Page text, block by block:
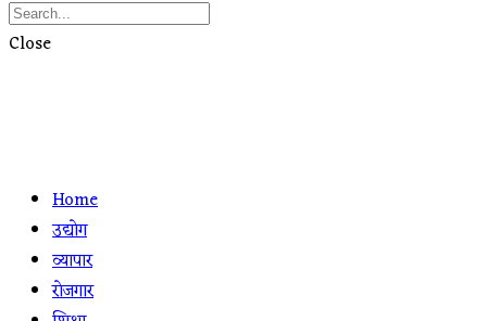
Close
Home
उद्योग
व्यापार
रोजगार